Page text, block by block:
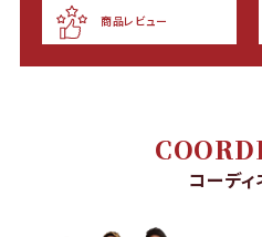
商品レビュー
コーディ